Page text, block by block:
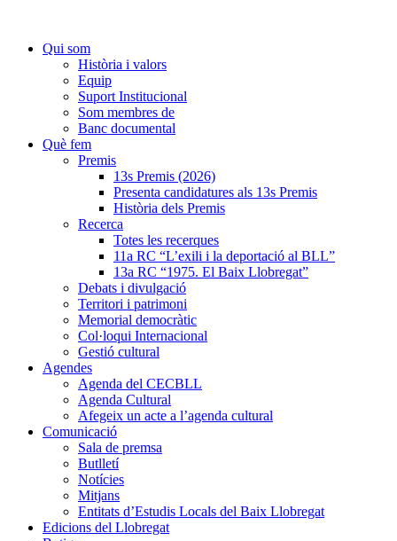
Qui som
Història i valors
Equip
Suport Institucional
Som membres de
Banc documental
Què fem
Premis
13s Premis (2026)
Presenta candidatures als 13s Premis
Història dels Premis
Recerca
Totes les recerques
11a RC “L’exili i la deportació al BLL”
13a RC “1975. El Baix Llobregat”
Debats i divulgació
Territori i patrimoni
Memorial democràtic
Col·loqui Internacional
Gestió cultural
Agendes
Agenda del CECBLL
Agenda Cultural
Afegeix un acte a l’agenda cultural
Comunicació
Sala de premsa
Butlletí
Notícies
Mitjans
Entitats d’Estudis Locals del Baix Llobregat
Edicions del Llobregat